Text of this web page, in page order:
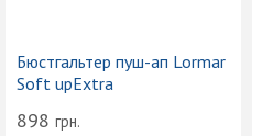
Бюстгальтер пуш-ап Lormar
Soft upExtra
898 грн.